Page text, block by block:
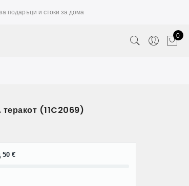
подаръци и стоки за дома
0
(11C2069)
50 €